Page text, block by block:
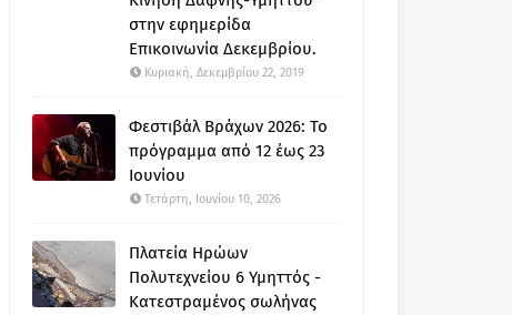
στην εφημερίδα
Επικοινωνία Δεκεμβρίου.
Κυριακή, Δεκεμβρίου 22, 2019
Φεστιβάλ Βράχων 2026: Το
πρόγραμμα από 12 έως 23
Ιουνίου
Τετάρτη, Ιουνίου 10, 2026
Πλατεία Ηρώων
Πολυτεχνείου 6 Υμηττός -
Κατεστραμένος σωλήνας